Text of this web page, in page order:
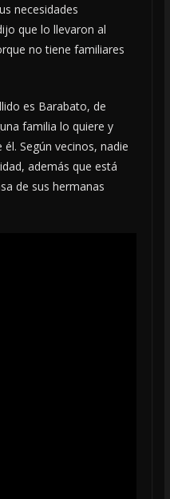
necesidades
que lo llevaron al
no tiene familiares
es Barabato, de
familia lo quiere y
Según vecinos, nadie
además que está
de sus hermanas